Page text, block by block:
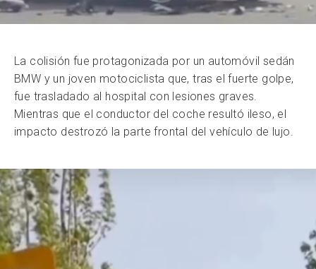
La colisión fue protagonizada por un automóvil sedán
BMW y un joven motociclista que, tras el fuerte golpe,
fue trasladado al hospital con lesiones graves.
Mientras que el conductor del coche resultó ileso, el
impacto destrozó la parte frontal del vehículo de lujo.